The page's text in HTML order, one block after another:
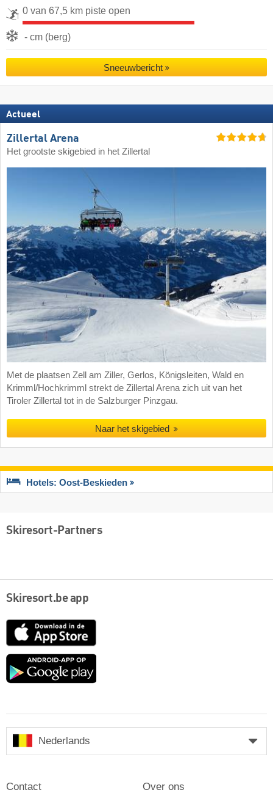
0 van 67,5 km piste open
- cm (berg)
Sneeuwbericht
Actueel
Zillertal Arena
Het grootste skigebied in het Zillertal
Met de plaatsen Zell am Ziller, Gerlos, Königsleiten, Wald en
Krimml/Hochkrimml strekt de Zillertal Arena zich uit van het
Tiroler Zillertal tot in de Salzburger Pinzgau.
Naar het skigebied
Hotels: Oost-Beskieden
Skiresort-Partners
Skiresort.be app
App
Google
Nederlands
Contact Over ons